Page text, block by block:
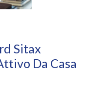
Sitax
Da Casa